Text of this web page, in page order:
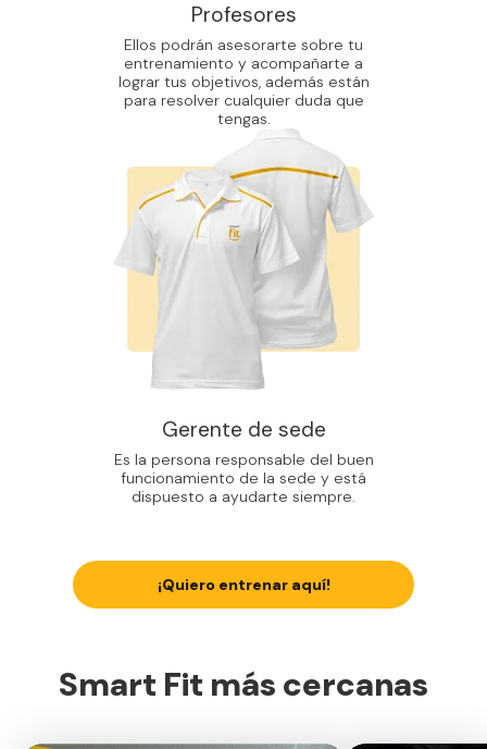
Profesores
Ellos podrán asesorarte sobre tu
entrenamiento y acompañarte a
lograr tus objetivos, además están
para resolver cualquier duda que
tengas.
Gerente de sede
Es la persona responsable del buen
funcionamiento de la sede y está
dispuesto a ayudarte siempre.
¡Quiero entrenar aquí!
Smart Fit más cercanas